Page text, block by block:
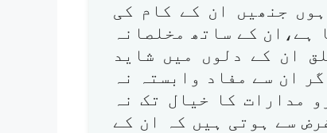
جنھیں ان کے کام کی
ہے،ان کے ساتھ مخلصانہ
ان کے دلوں میں شاید
ان سے مفاد وابستہ نہ
مدارات کا خیال تک نہ
سے ہوتی ہیں کہ ان کے